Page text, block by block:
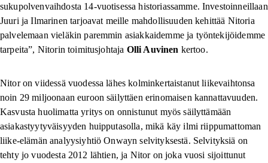
sukupolvenvaihdosta 14-vuotisessa historiassamme. Investoinneillaan
Juuri ja Ilmarinen tarjoavat meille mahdollisuuden kehittää Nitoria
palvelemaan vieläkin paremmin asiakkaidemme ja työntekijöidemme
tarpeita”, Nitorin toimitusjohtaja Olli Auvinen kertoo.
Nitor on viidessä vuodessa lähes kolminkertaistanut liikevaihtonsa
noin 29 miljoonaan euroon säilyttäen erinomaisen kannattavuuden.
Kasvusta huolimatta yritys on onnistunut myös säilyttämään
asiakastyytyväisyyden huipputasolla, mikä käy ilmi riippumattoman
liike-elämän analyysiyhtiö Onwayn selvityksestä. Selvityksiä on
tehty jo vuodesta 2012 lähtien, ja Nitor on joka vuosi sijoittunut